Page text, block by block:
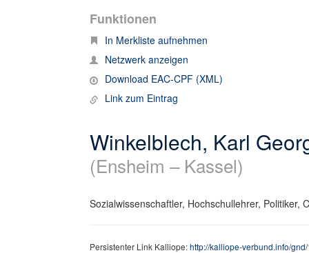
Funktionen
In Merkliste aufnehmen
Netzwerk anzeigen
Download EAC-CPF (XML)
Link zum Eintrag
Winkelblech, Karl
(Ensheim – Kassel)
Sozialwissenschaftler, Hochschullehrer, Politiker,
Persistenter Link Kalliope:http://kalliope-verbund.info/